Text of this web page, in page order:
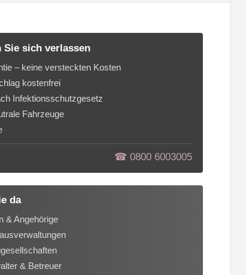
Sie sich verlassen
– keine versteckten Kosten
kostenfrei
Infektionsschutzgesetz
Fahrzeuge
☎︎ 0800 6003005
da
& Angehörige
& Betreuer